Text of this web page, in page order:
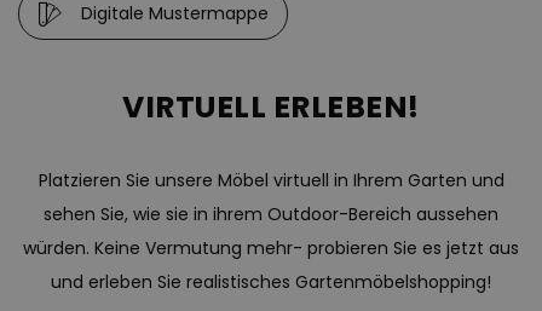
Digitale Mustermappe
VIRTUELL ERLEBEN!
Platzieren Sie unsere Möbel virtuell in Ihrem Garten und
sehen Sie, wie sie in ihrem Outdoor-Bereich aussehen
würden. Keine Vermutung mehr- probieren Sie es jetzt aus
und erleben Sie realistisches Gartenmöbelshopping!